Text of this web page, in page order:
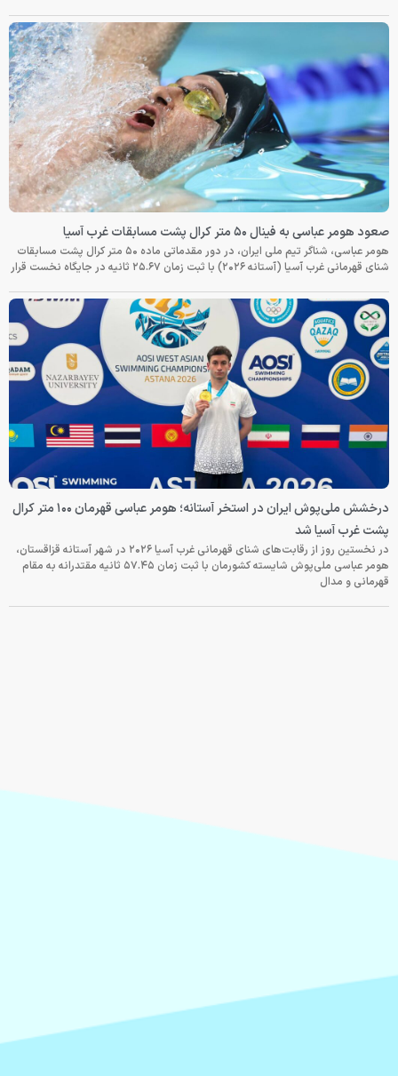
صعود هومر عباسی به فینال ۵۰ متر کرال پشت مسابقات غرب آسیا
هومر عباسی، شناگر تیم ملی ایران، در دور مقدماتی ماده ۵۰ متر کرال پشت مسابقات
شنای قهرمانی غرب آسیا (آستانه ۲۰۲۶) با ثبت زمان ۲۵.۶۷ ثانیه در جایگاه نخست قرار
درخشش ملی‌پوش ایران در استخر آستانه؛ هومر عباسی قهرمان ۱۰۰ متر کرال
پشت غرب آسیا شد
در نخستین روز از رقابت‌های شنای قهرمانی غرب آسیا ۲۰۲۶ در شهر آستانه قزاقستان،
هومر عباسی ملی‌پوش شایسته کشورمان با ثبت زمان ۵۷.۴۵ ثانیه مقتدرانه به مقام
قهرمانی و مدال